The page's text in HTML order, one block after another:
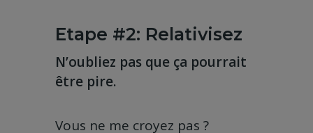
Etape #2: Relativisez
N’oubliez pas que ça pourrait
être pire.
Vous ne me croyez pas ?